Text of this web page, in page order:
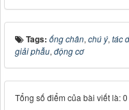
Tags: ống chân, chú ý, tác
giải phẫu, động cơ
Tổng số điểm của bài viết là: